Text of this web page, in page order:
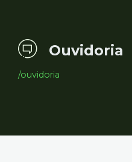
Ouvidoria
/ouvidoria